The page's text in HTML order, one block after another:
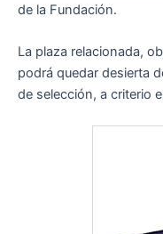
de la Fundación.
La plaza relacionada,
podrá quedar desierta
de selección, a criterio